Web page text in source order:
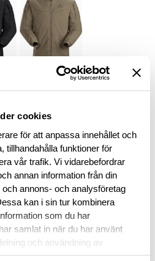
cookies
för att anpassa innehållet och
tillhandahålla funktioner för
vår trafik. Vi vidarebefordrar
annan information från din
annons- och analysföretag
kan i sin tur kombinera
som du har
samlat in när du har använt
och användning av
för personalisering av
products, you must provide valid
status as an authorized end-
or military personnel. This
specialized products are
capacities where they are